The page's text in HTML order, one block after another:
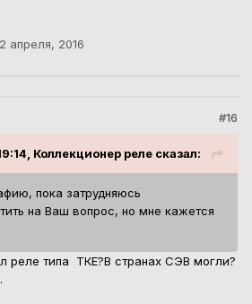
2 апреля, 2016
#16
Коллекционер реле сказал:
пока затрудняюсь
на Ваш вопрос, но мне кажется
реле типа ТКЕ?В странах СЭВ могли?